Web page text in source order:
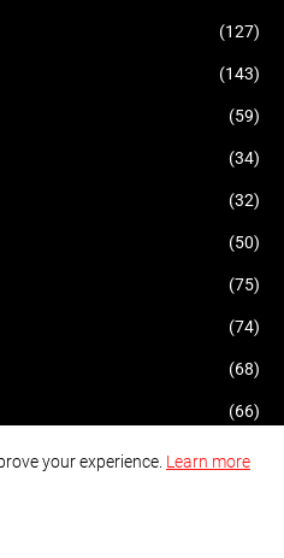
(127)
(143)
(59)
(34)
(32)
(50)
(75)
(74)
(68)
(66)
your experience. Learn more